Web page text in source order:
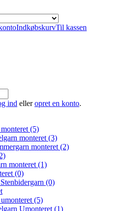
IndkøbskurvTil kassen
ind elleropret en konto.
(5)
monteret (3)
monteret (2)
monteret (1)
(0)
(0)
(5)
Umonteret (1)